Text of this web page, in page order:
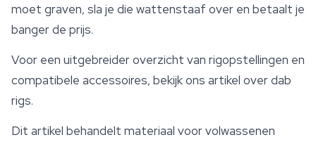
moet graven, sla je die wattenstaaf over en betaalt je
banger de prijs.
Voor een uitgebreider overzicht van rigopstellingen en
compatibele accessoires, bekijk ons artikel over dab
rigs.
Dit artikel behandelt materiaal voor volwassenen